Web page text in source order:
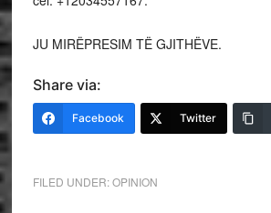
JU MIRËPRESIM TË GJITHËVE.
Share via:
Facebook Twitter
FILED UNDER:OPINION